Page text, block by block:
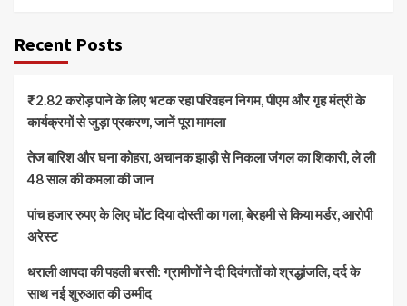
Recent Posts
₹2.82 करोड़ पाने के लिए भटक रहा परिवहन निगम, पीएम और गृह मंत्री के
कार्यक्रमों से जुड़ा प्रकरण, जानें पूरा मामला
तेज बारिश और घना कोहरा, अचानक झाड़ी से निकला जंगल का शिकारी, ले ली
48 साल की कमला की जान
पांच हजार रुपए के लिए घोंट दिया दोस्ती का गला, बेरहमी से किया मर्डर, आरोपी
अरेस्ट
धराली आपदा की पहली बरसी: ग्रामीणों ने दी दिवंगतों को श्रद्धांजलि, दर्द के
साथ नई शुरुआत की उम्मीद